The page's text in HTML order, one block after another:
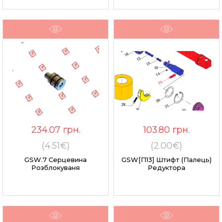
234.07 грн.
(4.51€)
GSW.7 Серцевина
Розблокуваня
103.80 грн.
(2.00€)
GSW[п13] Штифт (палець)
Редуктора